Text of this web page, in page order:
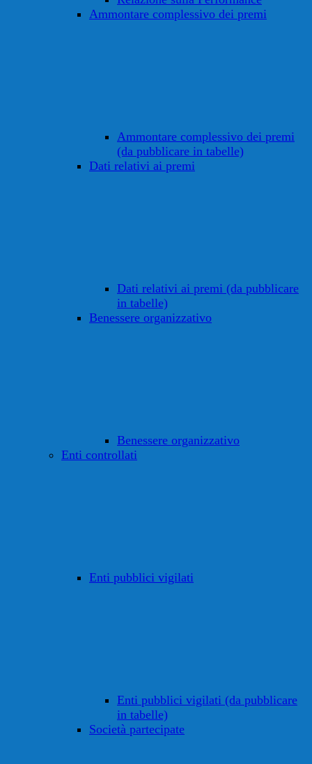
Ammontare complessivo dei premi
Ammontare complessivo dei premi
(da pubblicare in tabelle)
Dati relativi ai premi
Dati relativi ai premi (da pubblicare
in tabelle)
Benessere organizzativo
Benessere organizzativo
Enti controllati
Enti pubblici vigilati
Enti pubblici vigilati (da pubblicare
in tabelle)
Società partecipate